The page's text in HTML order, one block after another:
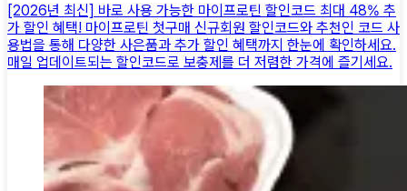
[2026년 최신] 바로 사용 가능한 마이프로틴 할인코드 최대 48% 추
가 할인 혜택! 마이프로틴 첫구매 신규회원 할인코드와 추천인 코드 사
용법을 통해 다양한 사은품과 추가 할인 혜택까지 한눈에 확인하세요.
매일 업데이트되는 할인코드로 보충제를 더 저렴한 가격에 즐기세요.